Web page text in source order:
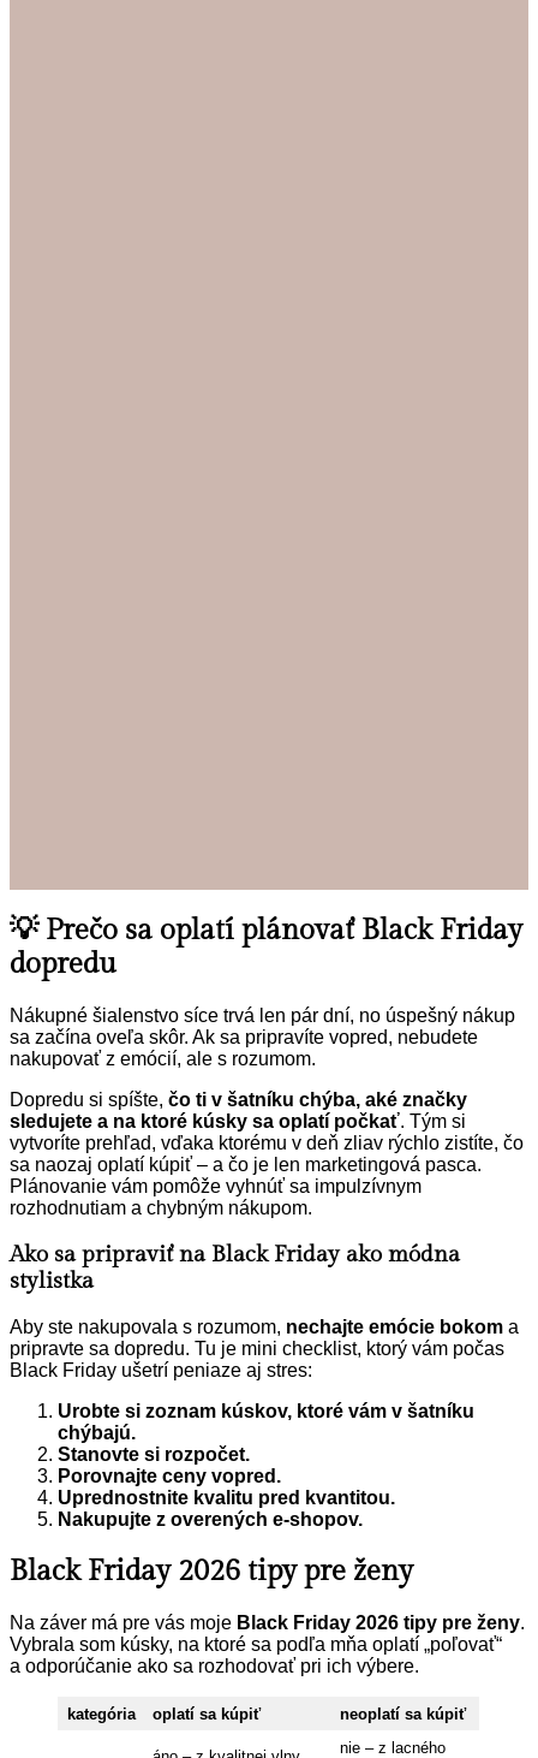
💡 Prečo sa oplatí plánovať Black Friday
dopredu
Nákupné šialenstvo síce trvá len pár dní, no úspešný nákup
sa začína oveľa skôr. Ak sa pripravíte vopred, nebudete
nakupovať z emócií, ale s rozumom.
Dopredu si spíšte, čo ti v šatníku chýba, aké značky
sledujete a na ktoré kúsky sa oplatí počkať. Tým si
vytvoríte prehľad, vďaka ktorému v deň zliav rýchlo zistíte, čo
sa naozaj oplatí kúpiť – a čo je len marketingová pasca.
Plánovanie vám pomôže vyhnúť sa impulzívnym
rozhodnutiam a chybným nákupom.
Ako sa pripraviť na Black Friday ako módna
stylistka
Aby ste nakupovala s rozumom, nechajte emócie bokom a
pripravte sa dopredu. Tu je mini checklist, ktorý vám počas
Black Friday ušetrí peniaze aj stres:
Urobte si zoznam kúskov, ktoré vám v šatníku
chýbajú.
Stanovte si rozpočet.
Porovnajte ceny vopred.
Uprednostnite kvalitu pred kvantitou.
Nakupujte z overených e-shopov.
Black Friday 2026 tipy pre ženy
Na záver má pre vás moje Black Friday 2026 tipy pre ženy.
Vybrala som kúsky, na ktoré sa podľa mňa oplatí „poľovať“
a odporúčanie ako sa rozhodovať pri ich výbere.
kategória oplatí sa kúpiť neoplatí sa kúpiť
nie – z lacného